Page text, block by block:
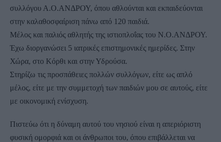
συλλόγου Α.Ο.ΑΝΔΡΟΥ, όπου αθλούνται και εκπαιδεύονται
στην καλαθοσφαίριση πάνω από 120 παιδιά.
Μέλος και παλιός αθλητής της ιστιοπλοΐας του Ν.Ο.ΑΝΔΡΟΥ.
Έχω διοργανώσει 5 ιατρικές επιστημονικές ημερίδες. Στην
Χώρα, στο Κόρθι και στην Υδρούσα.
Στηρίζω τις προσπάθειες πολλών συλλόγων, είτε ως απλό
μέλος, είτε με την συμμετοχή των παιδιών μου σε αυτούς, είτε
με οικονομική ενίσχυση.
Πιστεύω ότι η δύναμη αυτού του νησιού είναι η απεριόριστη
φυσική ομορφιά και οι άνθρωποι του, όπου επιβάλλεται να